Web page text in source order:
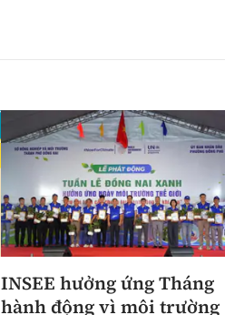
INSEE hưởng ứng Tháng
hành động vì môi trường